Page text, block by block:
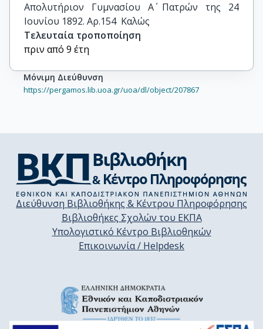
Απολυτήριον Γυμνασίου Α΄ Πατρών της 24
Ιουνίου 1892. Αρ.154  Καλώς
Τελευταία τροποποίηση
πριν από 9 έτη
Μόνιμη Διεύθυνση
https://pergamos.lib.uoa.gr/uoa/dl/object/207867
Διεύθυνση Βιβλιοθήκης & Κέντρου Πληροφόρησης
Βιβλιοθήκες Σχολών του ΕΚΠΑ
Υπολογιστικό Κέντρο Βιβλιοθηκών
Επικοινωνία / Helpdesk